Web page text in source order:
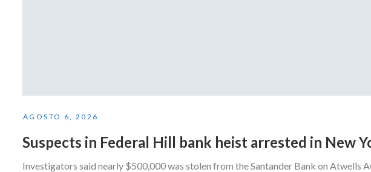
AGOSTO 6, 2026
Suspects in Federal Hill bank heist arrested in New
Investigators said nearly $500,000 was stolen from the Santander Bank on Atwells